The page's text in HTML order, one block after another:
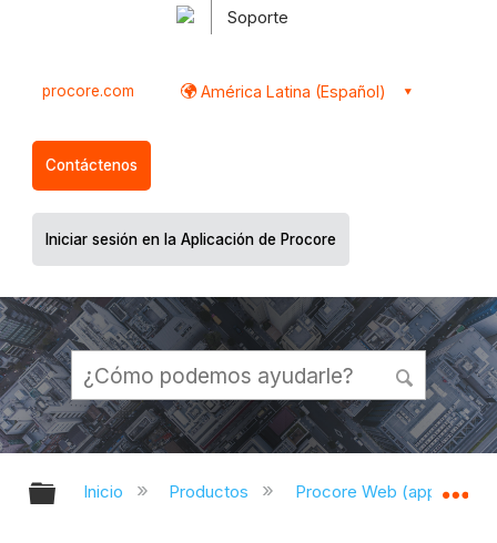
Soporte
procore.com América Latina (Español)
Contáctenos
Iniciar sesión en la Aplicación de Procore
Expandir/contraer jerarquía global
Inicio Productos Procore Web